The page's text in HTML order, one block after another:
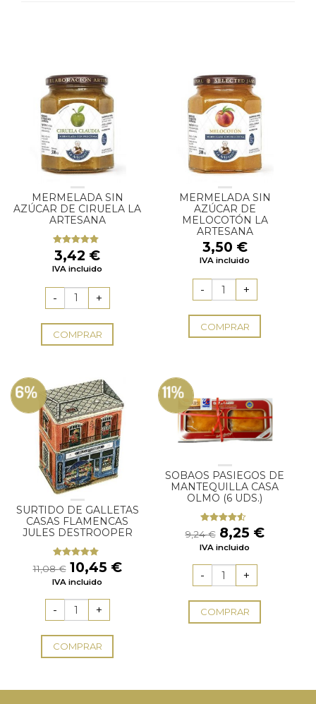
MERMELADA SIN
AZÚCAR DE CIRUELA LA
ARTESANA
Valorado
con5.00
de
5
3,42 €
IVA incluido
COMPRAR
MERMELADA SIN
AZÚCAR DE
MELOCOTÓN LA
ARTESANA
3,50 €
IVA incluido
COMPRAR
6%
SURTIDO DE GALLETAS
CASAS FLAMENCAS
JULES DESTROOPER
Valorado
con 5.00de
5
11,08€ El
precio
era:
11,08 €.
10,45 €El
IVA incluido
COMPRAR
11%
SOBAOS PASIEGOS DE
MANTEQUILLA CASA
OLMO (6 UDS.)
Valorado
con 4.25
de 5
9,24€ El
precio
era:
9,24 €.
8,25 €El
IVA incluido
COMPRAR